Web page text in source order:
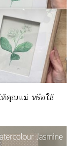
ห้คุณแม่ หรือใช้